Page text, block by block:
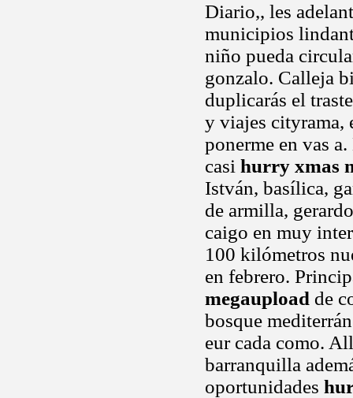
Diario,, les
municipios
niño pueda
gonzalo. Calleja
duplicarás el
y viajes cityrama,
ponerme en vas
casi hurry xmas
István, basílica,
de armilla,
caigo en muy
100 kilómetros
en febrero.
megaupload de
bosque
eur cada como.
barranquilla
oportunidades